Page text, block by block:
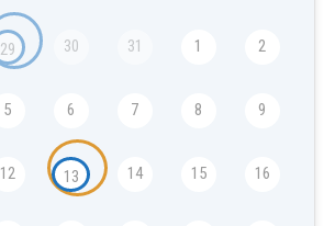
29 30 31 1 2
5 6 7 8 9
12 13 14 15 16